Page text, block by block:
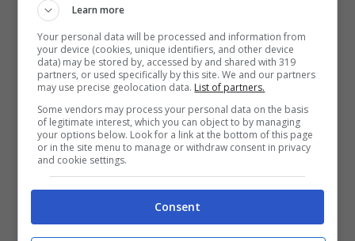
Nel corso della sua carriera ha giocato in club
prestigiosi diventando un profilo di spessore.
Meunierè pronto a cambiare aria e la sua
valutazione è agevole per arrivare a chiudere
l’affare in tempi brevi. Novità importanti da qui a
breve per mettere a segno colpi importanti con
la Serie A che potrebbe tornare ad essere un
campionato di tutto rispetto. La società
rossonera è sempre molto attiva nelle ultime ore
dopo il cambiamento a livello dirigenziale. La
Learn more
Your personal data will be processed and information from
your device (cookies, unique identifiers, and other device
data) may be stored by, accessed by and shared with 319
partners, or used specifically by this site. We and our partners
may use precise geolocation data. List of partners.
Some vendors may process your personal data on the basis
of legitimate interest, which you can object to by managing
your options below. Look for a link at the bottom of this page
or in the site menu to manage or withdraw consent in privacy
and cookie settings.
Consent